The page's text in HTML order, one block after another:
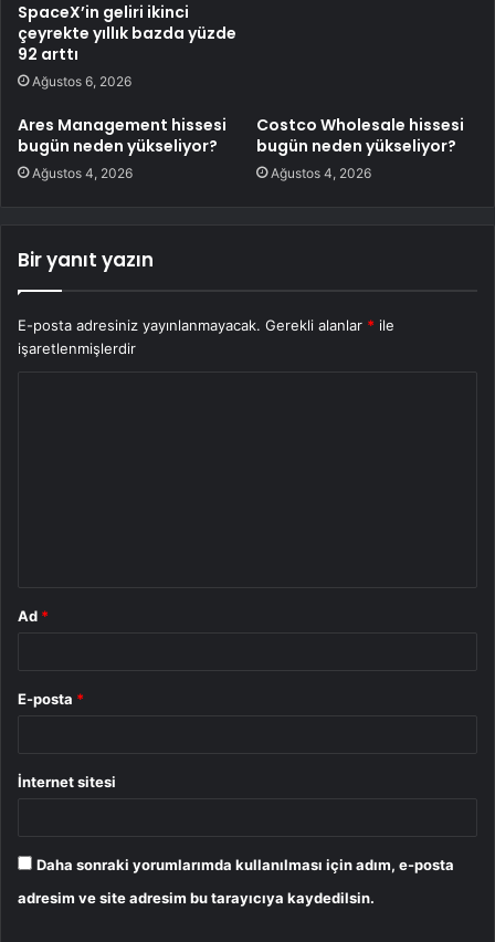
SpaceX’in geliri ikinci
çeyrekte yıllık bazda yüzde
92 arttı
Ağustos 6, 2026
Ares Management hissesi
bugün neden yükseliyor?
Ağustos 4, 2026
Costco Wholesale hissesi
bugün neden yükseliyor?
Ağustos 4, 2026
Bir yanıt yazın
E-posta adresiniz yayınlanmayacak. Gerekli alanlar * ile
işaretlenmişlerdir
Ad *
E-posta *
İnternet sitesi
Daha sonraki yorumlarımda kullanılması için adım, e-posta
adresim ve site adresim bu tarayıcıya kaydedilsin.